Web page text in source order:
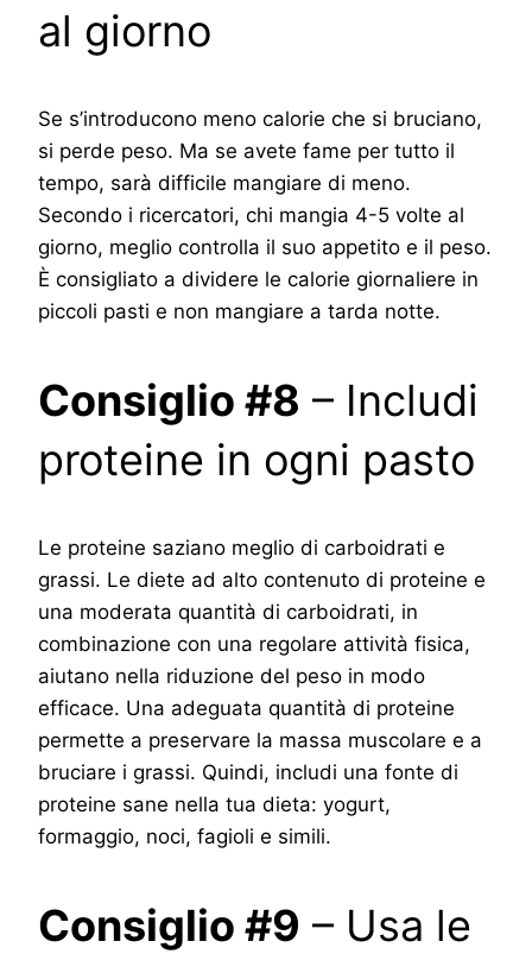
al giorno
Se s’introducono meno calorie che si bruciano,
si perde peso. Ma se avete fame per tutto il
tempo, sarà difficile mangiare di meno.
Secondo i ricercatori, chi mangia 4-5 volte al
giorno, meglio controlla il suo appetito e il peso.
È consigliato a dividere le calorie giornaliere in
piccoli pasti e non mangiare a tarda notte.
Consiglio #8 – Includi
proteine in ogni pasto
Le proteine saziano meglio di carboidrati e
grassi. Le diete ad alto contenuto di proteine e
una moderata quantità di carboidrati, in
combinazione con una regolare attività fisica,
aiutano nella riduzione del peso in modo
efficace. Una adeguata quantità di proteine
permette a preservare la massa muscolare e a
bruciare i grassi. Quindi, includi una fonte di
proteine sane nella tua dieta: yogurt,
formaggio, noci, fagioli e simili.
Consiglio #9 – Usa le